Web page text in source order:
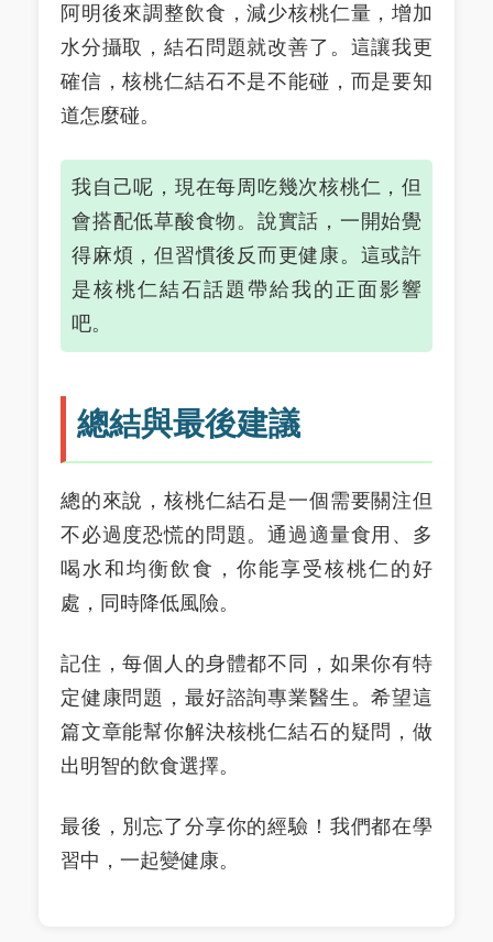
阿明後來調整飲食，減少核桃仁量，增加
水分攝取，結石問題就改善了。這讓我更
確信，核桃仁結石不是不能碰，而是要知
道怎麼碰。
我自己呢，現在每周吃幾次核桃仁，但
會搭配低草酸食物。說實話，一開始覺
得麻煩，但習慣後反而更健康。這或許
是核桃仁結石話題帶給我的正面影響
吧。
總結與最後建議
總的來說，核桃仁結石是一個需要關注但
不必過度恐慌的問題。通過適量食用、多
喝水和均衡飲食，你能享受核桃仁的好
處，同時降低風險。
記住，每個人的身體都不同，如果你有特
定健康問題，最好諮詢專業醫生。希望這
篇文章能幫你解決核桃仁結石的疑問，做
出明智的飲食選擇。
最後，別忘了分享你的經驗！我們都在學
習中，一起變健康。